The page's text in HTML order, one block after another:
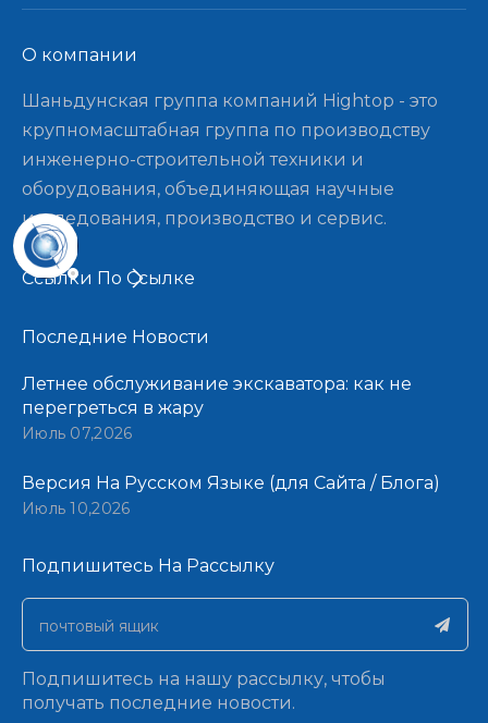
О компании​​​​​​​
Шаньдунская группа компаний Hightop - это
крупномасштабная группа по производству
инженерно-строительной техники и
оборудования, объединяющая научные
исследования, производство и сервис.
Ссылки По Ссылке
Последние Новости​​​​​​​
Летнее обслуживание экскаватора: как не
перегреться в жару
Июль 07,2026
Версия На Русском Языке (для Сайта / Блога)
Июль 10,2026
Подпишитесь На Рассылку​​​​​​​
Подпишитесь на нашу рассылку, чтобы
получать последние новости.